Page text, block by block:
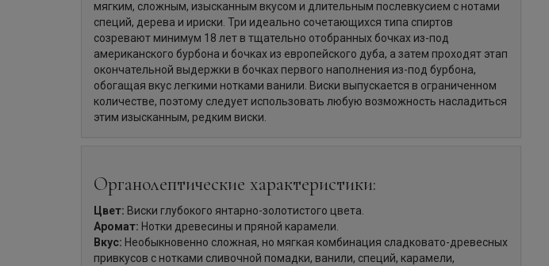
мягким, сложным, изысканным вкусом и длительным послевкусием с нотами
специй, дерева и ириски. Три идеально сочетающихся типа спиртов
созревают минимум 18 лет в тщательно отобранных бочках из-под
американского бурбона и бочках из европейского дуба, а затем проходят этап
окончательной выдержки в бочках первого наполнения из-под бурбона,
обогащая вкус легкими нотками ванили. Виски выпускается в ограниченном
количестве, поэтому следует использовать любую возможность насладиться
этим изысканным, редким виски.
Органолептические характеристики:
Цвет: Виски глубокого янтарно-золотистого цвета.
Аромат: Нотки древесины и пряной карамели.
Вкус: Необыкновенно сложная, но мягкая комбинация сладковато-древесных
привкусов с нотками сливочной помадки, ванили, специй, карамели,